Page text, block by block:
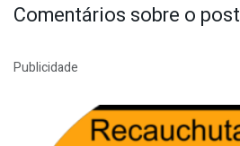
Comentários sobre o post
Publicidade